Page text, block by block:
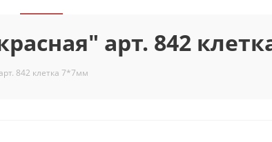
арт. 842
842 клетка 7*7мм